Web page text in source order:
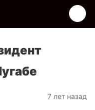
7 лет назад